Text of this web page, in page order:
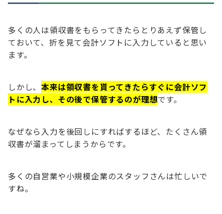
多くの人は領収書をもらってきたらとりあえず保管し
ておいて、折を見て会計ソフトに入力していると思い
ます。
しかし、本来は領収書を貰ってきたらすぐに会計ソフ
トに入力し、その後で保管するのが理想です。
なぜなら入力を後回しにすればするほど、たくさん領
収書が溜まってしまうからです。
多くの自営業や小規模企業のスタッフさんは忙しいで
すね。